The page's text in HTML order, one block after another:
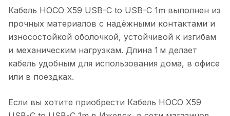
Кабель HOCO X59 USB-C to USB-C 1m выполнен из
прочных материалов с надёжными контактами и
износостойкой оболочкой, устойчивой к изгибам
и механическим нагрузкам. Длина 1 м делает
кабель удобным для использования дома, в офисе
или в поездках.
Если вы хотите приобрести Кабель HOCO X59